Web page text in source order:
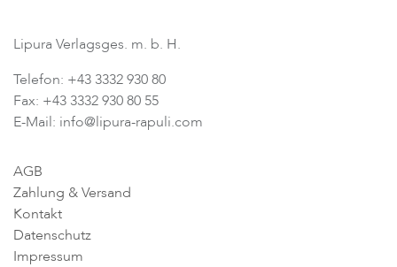
Lipura Verlagsges. m. b. H.
Telefon: +43 3332 930 80
Fax: +43 3332 930 80 55
E-Mail: info@lipura-rapuli.com
AGB
Zahlung & Versand
Kontakt
Datenschutz
Impressum